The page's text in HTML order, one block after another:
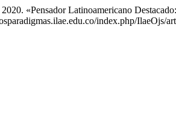
«Pensador Latinoamericano
index.php/IlaeOjs/